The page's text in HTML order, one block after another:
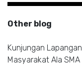
Other blog
Kunjungan
Masyarakat Ala